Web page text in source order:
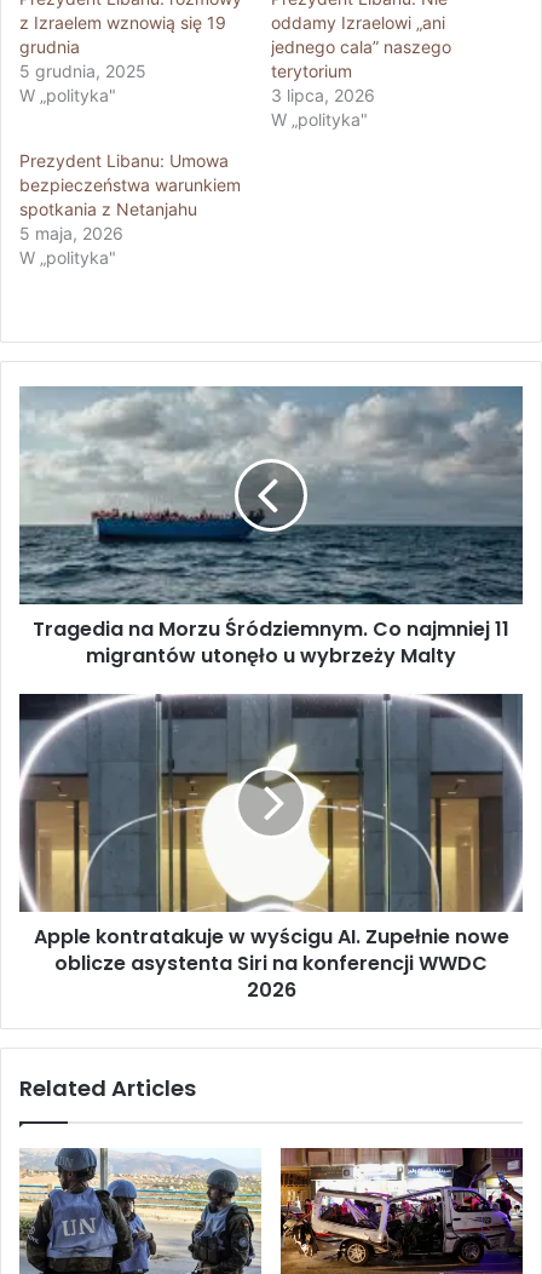
z Izraelem wznowią się 19
grudnia
5 grudnia, 2025
W „polityka"
oddamy Izraelowi „ani
jednego cala” naszego
terytorium
3 lipca, 2026
W „polityka"
Prezydent Libanu: Umowa
bezpieczeństwa warunkiem
spotkania z Netanjahu
5 maja, 2026
W „polityka"
a
d
i
a
n
u
Ś
r
d
z
i
m
C
a
j
m
n
Tragedia na Morzu Śródziemnym. Co najmniej 11
migrantów utonęło u wybrzeży Malty
p
l
e
o
n
t
j
w
y
ś
c
Apple kontratakuje w wyścigu AI. Zupełnie nowe
oblicze asystenta Siri na konferencji WWDC
2026
Related Articles